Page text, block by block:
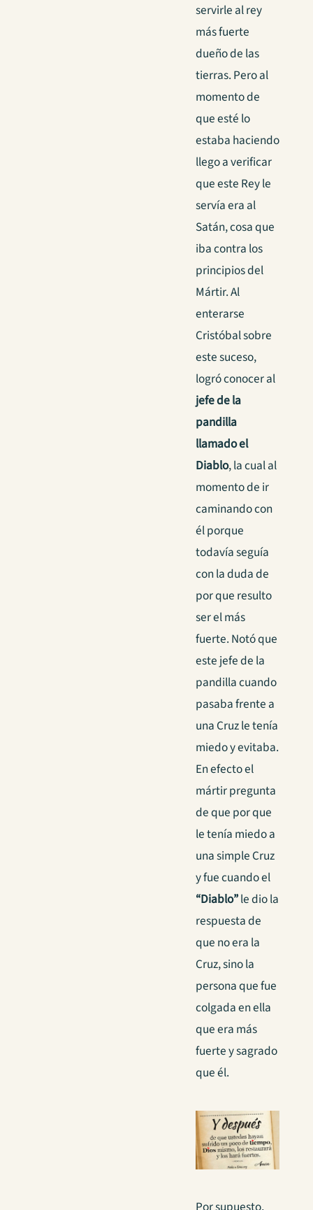
servirle al rey
más fuerte
dueño de las
tierras. Pero al
momento de
que esté lo
estaba haciendo
llego a verificar
que este Rey le
servía era al
Satán, cosa que
iba contra los
principios del
Mártir. Al
enterarse
Cristóbal sobre
este suceso,
logró conocer al
jefe de la
pandilla
llamado el
Diablo, la cual al
momento de ir
caminando con
él porque
todavía seguía
con la duda de
por que resulto
ser el más
fuerte. Notó que
este jefe de la
pandilla cuando
pasaba frente a
una Cruz le tenía
miedo y evitaba.
En efecto el
mártir pregunta
de que por que
le tenía miedo a
una simple Cruz
y fue cuando el
“Diablo”le dio la
respuesta de
que no era la
Cruz, sino la
persona que fue
colgada en ella
que era más
fuerte y sagrado
que él.